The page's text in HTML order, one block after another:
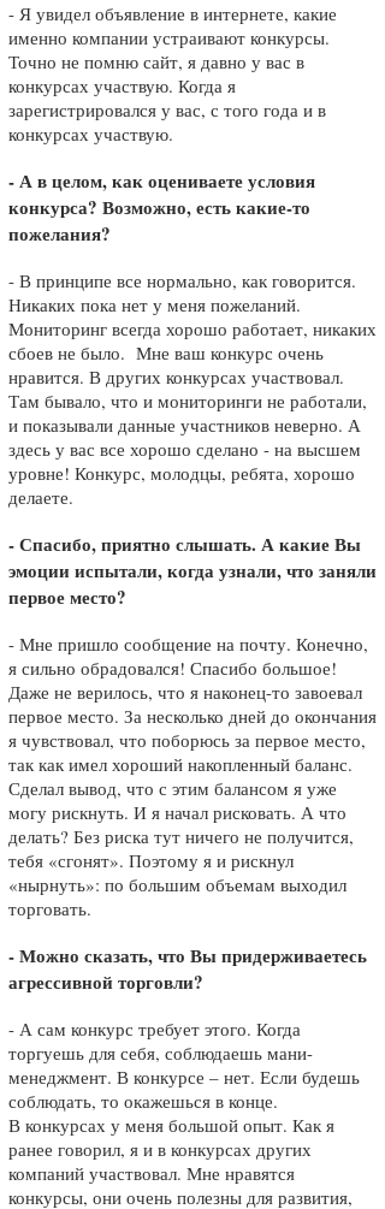
- Я увидел объявление в интернете, какие
именно компании устраивают конкурсы.
Точно не помню сайт, я давно у вас в
конкурсах участвую. Когда я
зарегистрировался у вас, с того года и в
конкурсах участвую.
- А в целом, как оцениваете условия
конкурса? Возможно, есть какие-то
пожелания?
- В принципе все нормально, как говорится.
Никаких пока нет у меня пожеланий.
Мониторинг всегда хорошо работает, никаких
сбоев не было. Мне ваш конкурс очень
нравится. В других конкурсах участвовал.
Там бывало, что и мониторинги не работали,
и показывали данные участников неверно. А
здесь у вас все хорошо сделано - на высшем
уровне! Конкурс, молодцы, ребята, хорошо
делаете.
- Спасибо, приятно слышать. А какие Вы
эмоции испытали, когда узнали, что заняли
первое место?
- Мне пришло сообщение на почту. Конечно,
я сильно обрадовался! Спасибо большое!
Даже не верилось, что я наконец-то завоевал
первое место. За несколько дней до окончания
я чувствовал, что поборюсь за первое место,
так как имел хороший накопленный баланс.
Сделал вывод, что с этим балансом я уже
могу рискнуть. И я начал рисковать. А что
делать? Без риска тут ничего не получится,
тебя «сгонят». Поэтому я и рискнул
«нырнуть»: по большим объемам выходил
торговать.
- Можно сказать, что Вы придерживаетесь
агрессивной торговли?
- А сам конкурс требует этого. Когда
торгуешь для себя, соблюдаешь мани-
менеджмент. В конкурсе – нет. Если будешь
соблюдать, то окажешься в конце.
В конкурсах у меня большой опыт. Как я
ранее говорил, я и в конкурсах других
компаний участвовал. Мне нравятся
конкурсы, они очень полезны для развития,